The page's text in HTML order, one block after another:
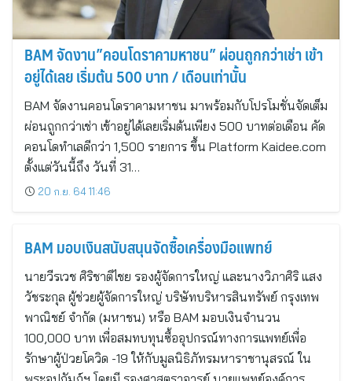
BAM จัดงาน”คอนโดราคามหาชน” ผ่อนถูกกว่าเช่า เข้า
อยู่ได้เลย เริ่มต้น 500 บาท / เดือนเท่านั้น
BAM จัดงานคอนโดราคามหาชน มาพร้อมกับโปรโมชั่นจัดเต็ม
ผ่อนถูกกว่าเช่า เข้าอยู่ได้เลยเริ่มต้นเพียง 500 บาทต่อเดือน คัด
คอนโดทำเลดีกว่า 1,500 รายการ ขึ้น Platform Kaidee.com
ตั้งแต่วันนี้ถึง วันที่ 31…
20 ก.ย. 64 11:46
BAM มอบเงินสนับสนุนจัดซื้อเครื่องมือแพทย์
นายวีรเวช ศิริชาติไชย รองผู้จัดการใหญ่ และนางวิภาศิริ แสง
วัชระกุล ผู้ช่วยผู้จัดการใหญ่ บริษัทบริหารสินทรัพย์ กรุงเทพ
พาณิชย์ จำกัด (มหาชน) หรือ BAM มอบเงินจำนวน
100,000 บาท เพื่อสมทบทุนซื้ออุปกรณ์ทางการแพทย์เพื่อ
รักษาผู้ป่วยโควิด -19 ให้กับมูลนิธิภัทรมหาราชานุสรณ์ ใน